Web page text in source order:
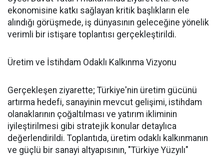
ekonomisine katkı sağlayan kritik başlıkların ele
alındığı görüşmede, iş dünyasının geleceğine yönelik
verimli bir istişare toplantısı gerçekleştirildi.
Üretim ve İstihdam Odaklı Kalkınma Vizyonu
Gerçekleşen ziyarette; Türkiye'nin üretim gücünü
artırma hedefi, sanayinin mevcut gelişimi, istihdam
olanaklarının çoğaltılması ve yatırım ikliminin
iyileştirilmesi gibi stratejik konular detaylıca
değerlendirildi. Toplantıda, üretim odaklı kalkınmanın
ve güçlü bir sanayi altyapısının, "Türkiye Yüzyılı"